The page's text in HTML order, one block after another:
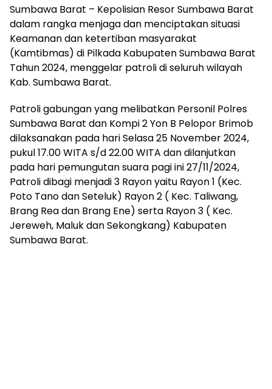
Sumbawa Barat – Kepolisian Resor Sumbawa Barat
dalam rangka menjaga dan menciptakan situasi
Keamanan dan ketertiban masyarakat
(Kamtibmas) di Pilkada Kabupaten Sumbawa Barat
Tahun 2024, menggelar patroli di seluruh wilayah
Kab. Sumbawa Barat.
Patroli gabungan yang melibatkan Personil Polres
Sumbawa Barat dan Kompi 2 Yon B Pelopor Brimob
dilaksanakan pada hari Selasa 25 November 2024,
pukul 17.00 WITA s/d 22.00 WITA dan dilanjutkan
pada hari pemungutan suara pagi ini 27/11/2024,
Patroli dibagi menjadi 3 Rayon yaitu Rayon 1 (Kec.
Poto Tano dan Seteluk) Rayon 2 ( Kec. Taliwang,
Brang Rea dan Brang Ene) serta Rayon 3 ( Kec.
Jereweh, Maluk dan Sekongkang) Kabupaten
Sumbawa Barat.